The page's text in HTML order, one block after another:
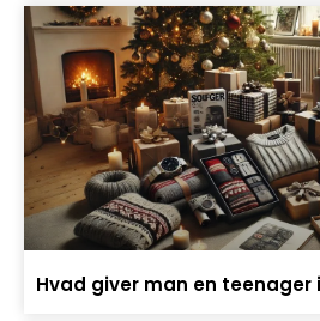
Hvad giver man en teenager